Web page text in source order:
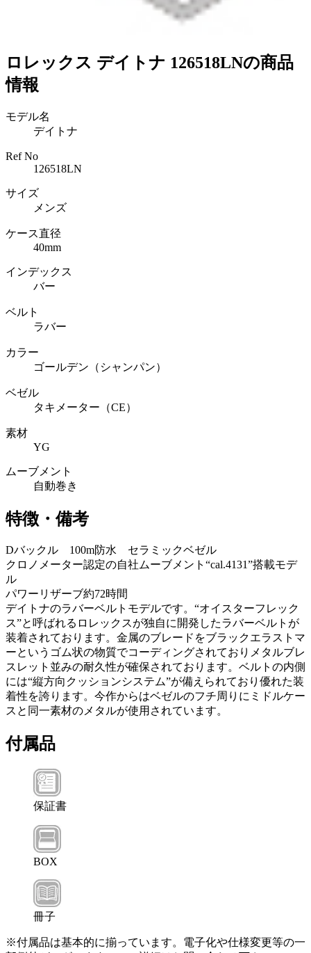
ロレックス デイトナ 126518LNの商品
情報
モデル名
デイトナ
Ref No
126518LN
サイズ
メンズ
ケース直径
40mm
インデックス
バー
ベルト
ラバー
カラー
ゴールデン（シャンパン）
ベゼル
タキメーター（CE）
素材
YG
ムーブメント
自動巻き
特徴・備考
Dバックル 100m防水 セラミックベゼル
クロノメーター認定の自社ムーブメント“cal.4131”搭載モデ
ル
パワーリザーブ約72時間
デイトナのラバーベルトモデルです。“オイスターフレック
ス”と呼ばれるロレックスが独自に開発したラバーベルトが
装着されております。金属のブレードをブラックエラストマ
ーというゴム状の物質でコーディングされておりメタルブレ
スレット並みの耐久性が確保されております。ベルトの内側
には“縦方向クッションシステム”が備えられており優れた装
着性を誇ります。今作からはベゼルのフチ周りにミドルケー
スと同一素材のメタルが使用されています。
付属品
保証書
BOX
冊子
※付属品は基本的に揃っています。電子化や仕様変更等の一